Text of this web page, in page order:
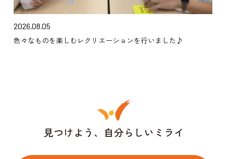
2026.08.05
色々なものを楽しむレクリエーションを行いました♪